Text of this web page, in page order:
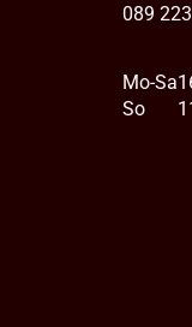
089
Mo-Sa
So